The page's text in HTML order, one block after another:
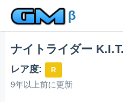
β
ナイトライダー
レア度: R
9年以上前に更新